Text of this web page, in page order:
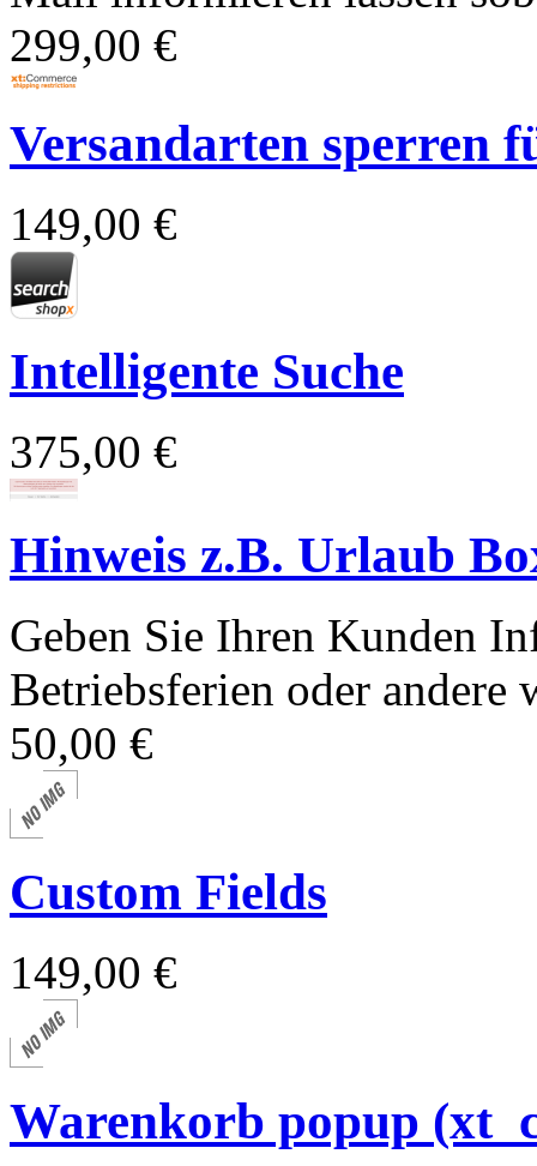
299,00 €
Versandarten sperren
149,00 €
Intelligente Suche
375,00 €
Hinweis z.B. Urlaub
Geben Sie Ihren Kunden
Betriebsferien oder
50,00 €
Custom Fields
149,00 €
Warenkorb popup